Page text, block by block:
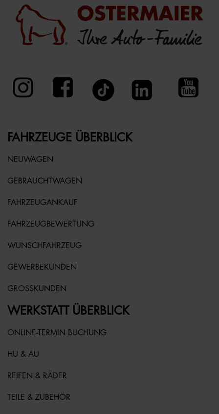
FAHRZEUGE ÜBERBLICK
NEUWAGEN
GEBRAUCHTWAGEN
FAHRZEUGANKAUF
FAHRZEUGBEWERTUNG
WUNSCHFAHRZEUG
GEWERBEKUNDEN
GROSSKUNDEN
WERKSTATT ÜBERBLICK
ONLINE-TERMIN BUCHUNG
HU & AU
REIFEN & RÄDER
TEILE & ZUBEHÖR